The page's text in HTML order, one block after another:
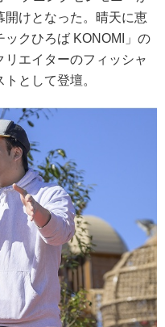
開けとなった。晴天に恵
ックひろば KONOMI」の
エイターのフィッシャ
として登壇。